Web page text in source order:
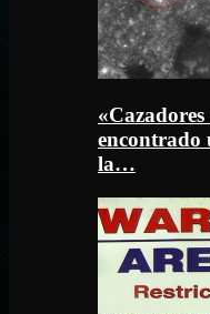
encontrado
la…